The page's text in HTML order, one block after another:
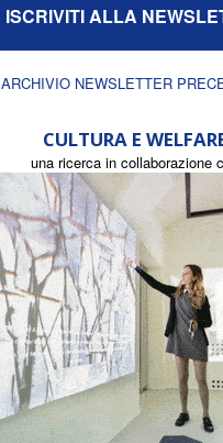
ISCRIVITI ALLA
ARCHIVIO NEWSLETTER
CULTURA E
una ricerca in collaborazione